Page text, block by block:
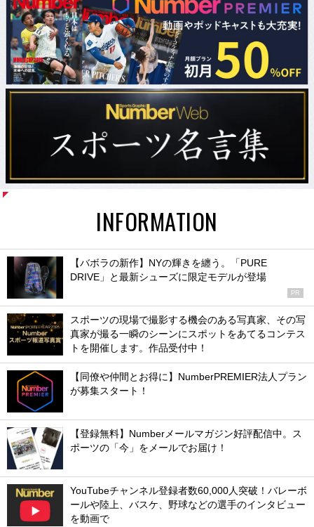
INFORMATION
【バボラの新作】NYの輝きを纏う。「PURE
DRIVE」と最新シューズに限定モデルが登場
PR
スポーツの現場で撮影する機会のある写真家、その写
真家が撮る一瞬のシーンにスポットをあてるコンテス
トを開催します。作品受付中！
【同僚や仲間とお得に】NumberPREMIER法人プラン
が募集スタート！
【登録無料】Numberメールマガジン好評配信中。ス
ポーツの「今」をメールでお届け！
YouTubeチャンネル登録者数60,000人突破！バレーボ
ールや陸上、バスケ、野球などの選手のインタビュー
を動画で